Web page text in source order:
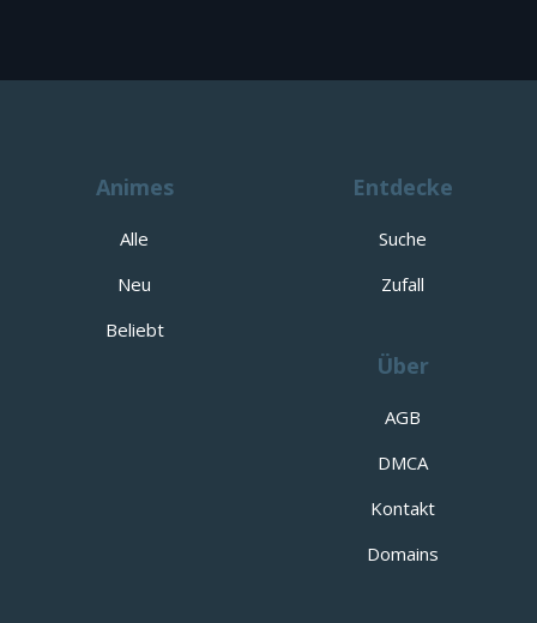
Animes
Alle
Neu
Beliebt
Entdecke
Suche
Zufall
Über
AGB
DMCA
Kontakt
Domains